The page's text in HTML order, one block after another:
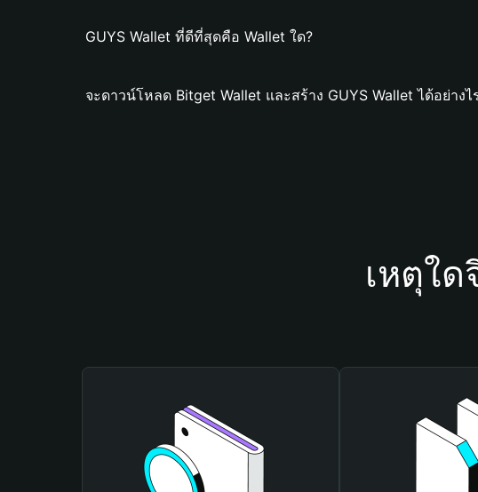
GUYS Wallet ที่ดีที่สุดคือ Wallet ใด?
จะดาวน์โหลด Bitget Wallet และสร้าง GUYS Wallet ได้อย่างไ
เหตุใด